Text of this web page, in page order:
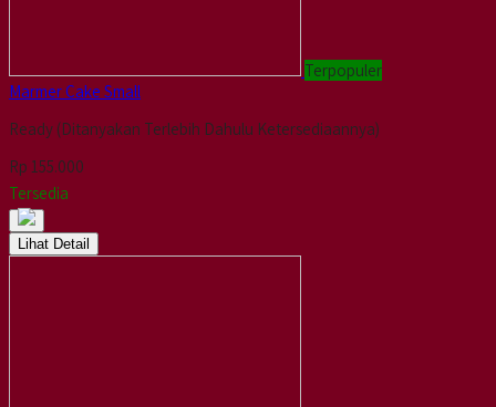
Terpopuler
Marmer Cake Small
Ready (Ditanyakan Terlebih Dahulu Ketersediaannya)
Rp 155.000
Tersedia
Lihat Detail